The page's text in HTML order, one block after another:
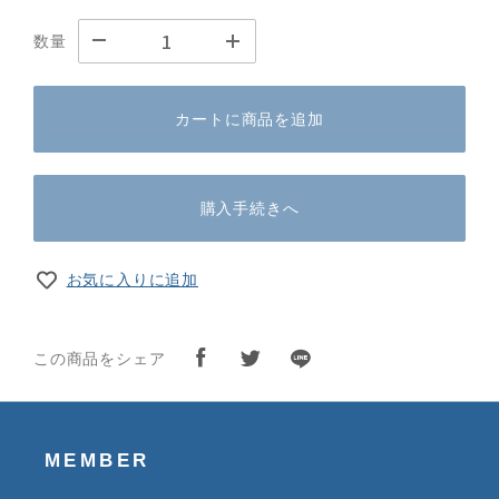
数量
カートに商品を追加
購入手続きへ
お気に入りに追加
この商品をシェア
MEMBER